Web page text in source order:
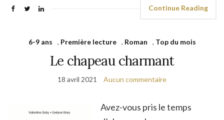
Continue Reading
6-9 ans , Première lecture , Roman , Top du mois
Le chapeau charmant
18 avril 2021 Aucun commentaire
Avez-vous pris le temps